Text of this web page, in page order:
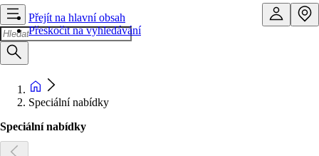
Přejít na hlavní obsah
Přeskočit na vyhledávání
Speciální nabídky
Speciální nabídky